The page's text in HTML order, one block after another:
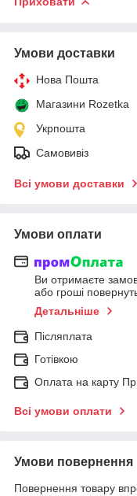
Умови доставки
Нова Пошта
Магазини Rozetka
Укрпошта
Самовивіз
Всі умови доставки
Умови оплати
Ви отримаєте
або гроші
Детальніше
Післяплата
Готівкою
Оплата на карту
Всі умови оплати
Умови повернення
Повернення товару